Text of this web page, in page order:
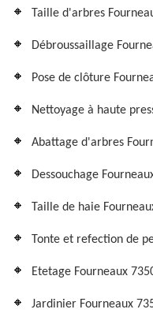
Taille d'arbres
Débroussaillage
Pose de clôture
Nettoyage à haute
Abattage d'arbres
Dessouchage
Taille de haie
Tonte et refection de
Etetage Fourneaux
Jardinier Fourneaux